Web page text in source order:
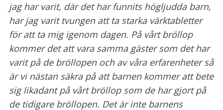
jag har varit, där det har funnits högljudda barn,
har jag varit tvungen att ta starka värktabletter
för att ta mig igenom dagen. På vårt bröllop
kommer det att vara samma gäster som det har
varit på de bröllopen och av våra erfarenheter så
är vi nästan säkra på att barnen kommer att bete
sig likadant på vårt bröllop som de har gjort på
de tidigare bröllopen. Det är inte barnens